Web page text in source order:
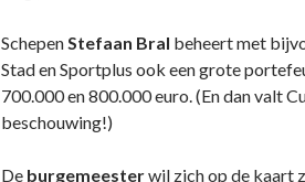
SchepenStefaan Bral beheert met
Stad en Sportplus ook een grote
700.000 en 800.000 euro. (En dan valt
beschouwing!)
De burgemeesterwil zich op de kaart